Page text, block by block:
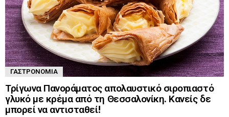
ΓΑΣΤΡΟΝΟΜΊΑ
Τρίγωνα Πανοράματος απολαυστικό σιροπιαστό
γλυκό με κρέμα από τη Θεσσαλονίκη. Κανείς δε
μπορεί να αντισταθεί!